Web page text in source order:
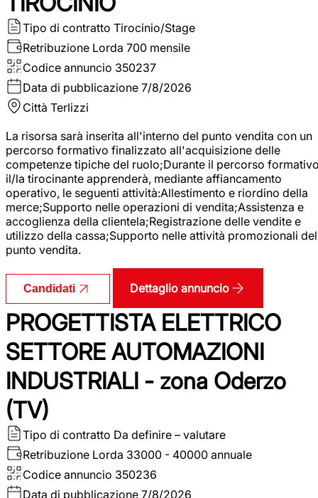
Tipo di contratto Tirocinio/Stage
Retribuzione Lorda 700 mensile
Codice annuncio 350237
Data di pubblicazione 7/8/2026
Città Terlizzi
La risorsa sarà inserita all'interno del punto vendita con un
percorso formativo finalizzato all'acquisizione delle
competenze tipiche del ruolo;Durante il percorso
il/la tirocinante apprenderà, mediante affiancamento
operativo, le seguenti attività:Allestimento e riordino della
merce;Supporto nelle operazioni di vendita;Assistenza e
accoglienza della clientela;Registrazione delle vendite e
utilizzo della cassa;Supporto nelle attività promozionali del
punto vendita.
Candidati Dettaglio annuncio
PROGETTISTA ELETTRICO
SETTORE AUTOMAZIONI
INDUSTRIALI - zona Oderzo
(TV)
Tipo di contratto Da definire – valutare
Retribuzione Lorda 33000 - 40000 annuale
Codice annuncio 350236
Data di pubblicazione 7/8/2026